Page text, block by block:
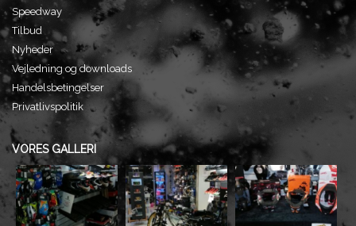
Speedway
Tilbud
Nyheder
Vejledning og downloads
Handelsbetingelser
Privatlivspolitik
VORES GALLERI